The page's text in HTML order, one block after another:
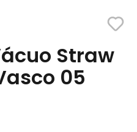
Straw
05